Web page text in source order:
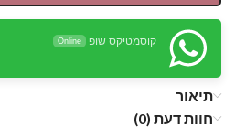
קוסמטיקס שופ Online
תיאור
חוות דעת (0)